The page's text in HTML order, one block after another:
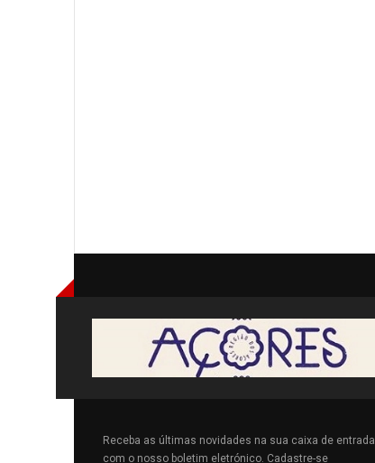
Receba as últimas novidades na sua caixa de entrada
com o nosso boletim eletrónico. Cadastre-se